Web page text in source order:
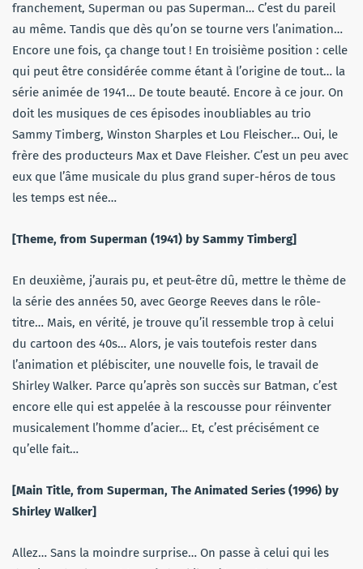
franchement, Superman ou pas Superman… C’est du pareil
au même. Tandis que dès qu’on se tourne vers l’animation…
Encore une fois, ça change tout ! En troisième position : celle
qui peut être considérée comme étant à l’origine de tout… la
série animée de 1941… De toute beauté. Encore à ce jour. On
doit les musiques de ces épisodes inoubliables au trio
Sammy Timberg, Winston Sharples et Lou Fleischer… Oui, le
frère des producteurs Max et Dave Fleisher. C’est un peu avec
eux que l’âme musicale du plus grand super-héros de tous
les temps est née…
[Theme, from Superman (1941) by Sammy Timberg]
En deuxième, j’aurais pu, et peut-être dû, mettre le thème de
la série des années 50, avec George Reeves dans le rôle-
titre… Mais, en vérité, je trouve qu’il ressemble trop à celui
du cartoon des 40s… Alors, je vais toutefois rester dans
l’animation et plébisciter, une nouvelle fois, le travail de
Shirley Walker. Parce qu’après son succès sur Batman, c’est
encore elle qui est appelée à la rescousse pour réinventer
musicalement l’homme d’acier… Et, c’est précisément ce
qu’elle fait…
[Main Title, from Superman, The Animated Series (1996) by
Shirley Walker]
Allez… Sans la moindre surprise… On passe à celui qui les